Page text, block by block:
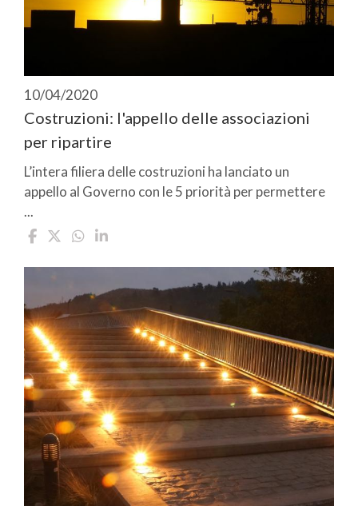
10/04/2020
Costruzioni: l'appello delle associazioni
per ripartire
L’intera filiera delle costruzioni ha lanciato un
appello al Governo con le 5 priorità per permettere
...